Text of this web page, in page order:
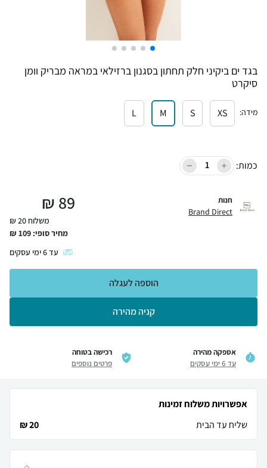
בגד ים ביקיני חלק תחתון בסגנון ברזילאי במראה מבריק וומן
סיקרט
מידה:
XS
S
M
L
כמות:
חנות
Brand Direct
89
₪
משלוח 20 ₪
מחיר סופי: 109
₪
עד6ימי עסקים
קניה מהירה
הוספה לעגלה
אספקה מהירה
עד 6 ימי עסקים
רכישה בטוחה
פרטים נוספים
אפשרויות משלוח זמינות
שליח עד הבית
20 ₪